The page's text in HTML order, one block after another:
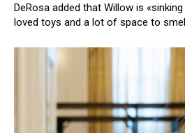
DeRosa added that Willow is
loved toys and a lot of space to